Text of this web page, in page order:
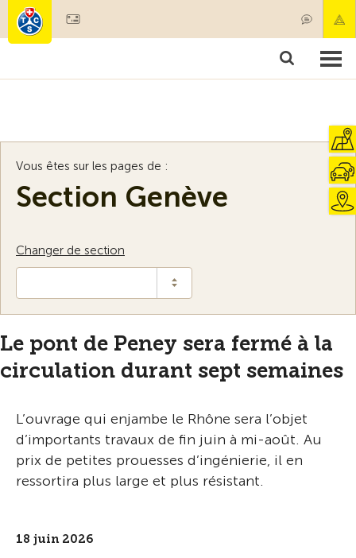
Membres & prestations
Vous êtes sur les pages de :
Section Genève
Changer de section
Le pont de Peney sera fermé à la
circulation durant sept semaines
L’ouvrage qui enjambe le Rhône sera l’objet
d’importants travaux de fin juin à mi-août. Au
prix de petites prouesses d’ingénierie, il en
ressortira plus large et plus résistant.
18 juin 2026